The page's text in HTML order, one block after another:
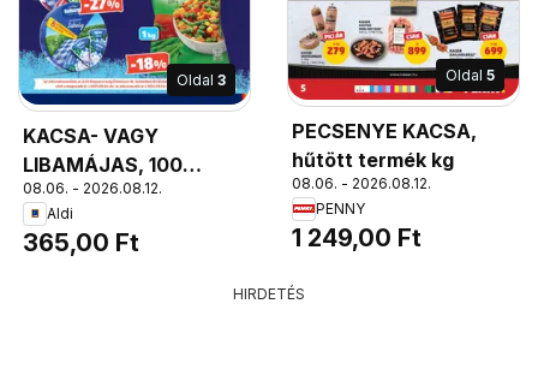
Oldal 3
KACSA- VAGY
LIBAMÁJAS, 100
g/tégely
08.06. - 2026.08.12.
Aldi
365,00 Ft
Oldal 5
PECSENYE KACSA,
hűtött termék kg
08.06. - 2026.08.12.
PENNY
1 249,00 Ft
HIRDETÉS